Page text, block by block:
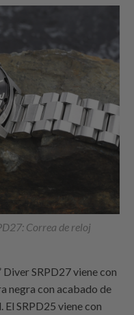
Correa de reloj
SRPD27 viene con
negra con acabado de
El SRPD25 viene con